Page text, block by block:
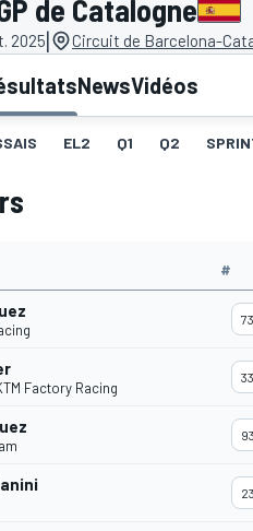
de Catalogne
2025| Circuit de Barcelona-
NewsVidéos
EL2 Q1 Q2
#
73
Factory Racing
33
93
23